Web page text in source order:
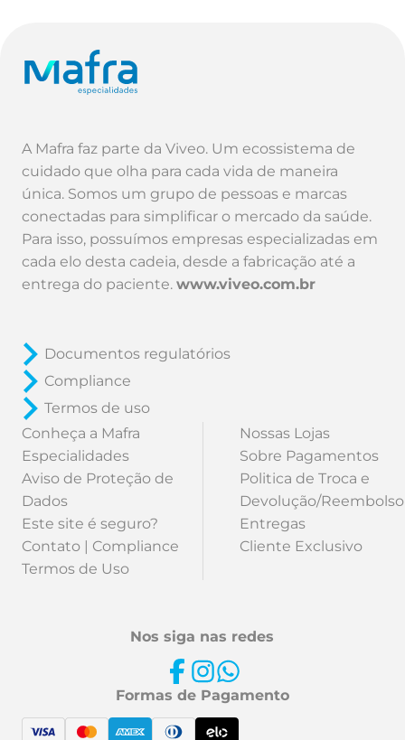
A Mafra faz parte da Viveo. Um ecossistema de
cuidado que olha para cada vida de maneira
única. Somos um grupo de pessoas e marcas
conectadas para simplificar o mercado da saúde.
Para isso, possuímos empresas especializadas em
cada elo desta cadeia, desde a fabricação até a
entrega do paciente.www.viveo.com.br
Documentos regulatórios
Compliance
Termos de uso
Conheça a Mafra
Especialidades
Aviso de Proteção de
Dados
Este site é seguro?
Contato | Compliance
Termos de Uso
Nossas Lojas
Sobre Pagamentos
Politica de Troca e
Devolução/Reembolso
Entregas
Cliente Exclusivo
Nos siga nas redes
Formas de Pagamento